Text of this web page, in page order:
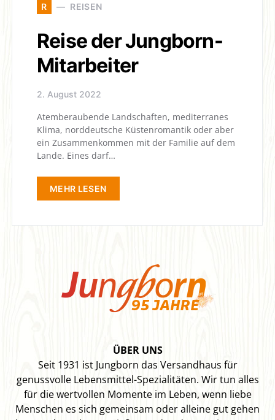
R REISEN
Reise der Jungborn-
Mitarbeiter
2. August 2022
Atemberaubende Landschaften, mediterranes
Klima, norddeutsche Küstenromantik oder aber
ein Zusammenkommen mit der Familie auf dem
Lande. Eines darf…
MEHR LESEN
ÜBER UNS
Seit 1931 ist Jungborn das Versandhaus für
genussvolle Lebensmittel-Spezialitäten. Wir tun alles
für die wertvollen Momente im Leben, wenn liebe
Menschen es sich gemeinsam oder alleine gut gehen